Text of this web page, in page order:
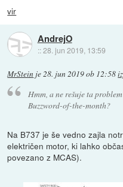
vir
AndrejO
::28. jun 2019, 13:59
MrStein je28. jun 2019 ob 12:58
Hmm, a ne rešuje ta
Buzzword-of-the-month?
Na B737 je še vedno zajla
električen motor, ki lahko
povezano z MCAS).